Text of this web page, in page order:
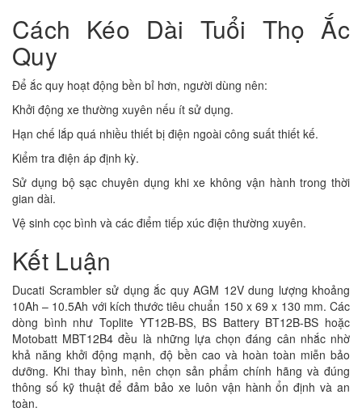
Cách Kéo Dài Tuổi Thọ Ắc
Quy
Để ắc quy hoạt động bền bỉ hơn, người dùng nên:
Khởi động xe thường xuyên nếu ít sử dụng.
Hạn chế lắp quá nhiều thiết bị điện ngoài công suất thiết kế.
Kiểm tra điện áp định kỳ.
Sử dụng bộ sạc chuyên dụng khi xe không vận hành trong thời
gian dài.
Vệ sinh cọc bình và các điểm tiếp xúc điện thường xuyên.
Kết Luận
Ducati Scrambler sử dụng ắc quy AGM 12V dung lượng khoảng
10Ah – 10.5Ah với kích thước tiêu chuẩn 150 x 69 x 130 mm. Các
dòng bình như Toplite YT12B-BS, BS Battery BT12B-BS hoặc
Motobatt MBT12B4 đều là những lựa chọn đáng cân nhắc nhờ
khả năng khởi động mạnh, độ bền cao và hoàn toàn miễn bảo
dưỡng. Khi thay bình, nên chọn sản phẩm chính hãng và đúng
thông số kỹ thuật để đảm bảo xe luôn vận hành ổn định và an
toàn.